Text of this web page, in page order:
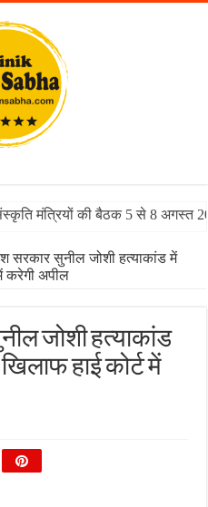
मंत्रियों की बैठक 5 से 8 अगस्त
सरकार सुनील जोशी हत्याकांड में
करेगी अपील
जोशी हत्याकांड
हाई कोर्ट में